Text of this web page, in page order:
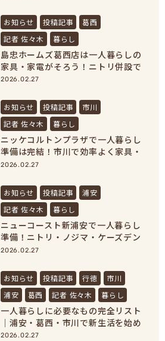
お知らせ 投稿記事
葛西
記者 佐々木
暮らし
島忠ホームズ葛西店は一人暮らしの
家具・家電がそろう！ニトリ併設で
新生活準備が完結
2026.02.27
お知らせ 投稿記事
市川
記者 佐々木
暮らし
ニッケコルトンプラザで一人暮らし
準備は完結！市川で効率よく家具・
家電をそろえよう！
2026.02.27
お知らせ 投稿記事
浦安
記者 佐々木
暮らし
ニューコースト新浦安で一人暮らし
準備！ニトリ・ノジマ・ケーズデン
キで家具家電をまとめ買い
2026.02.27
お知らせ 投稿記事 行徳
市川
浦安
葛西 記者 佐々木 暮らし
一人暮らしに必要なもの完全リスト
｜浦安・葛西・市川で新生活を始め
る人向け準備ガイド
2026.02.27